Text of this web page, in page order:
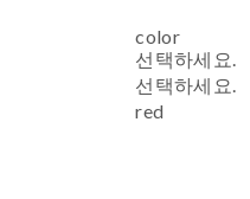
color
선택하세요.
선택하세요.
red